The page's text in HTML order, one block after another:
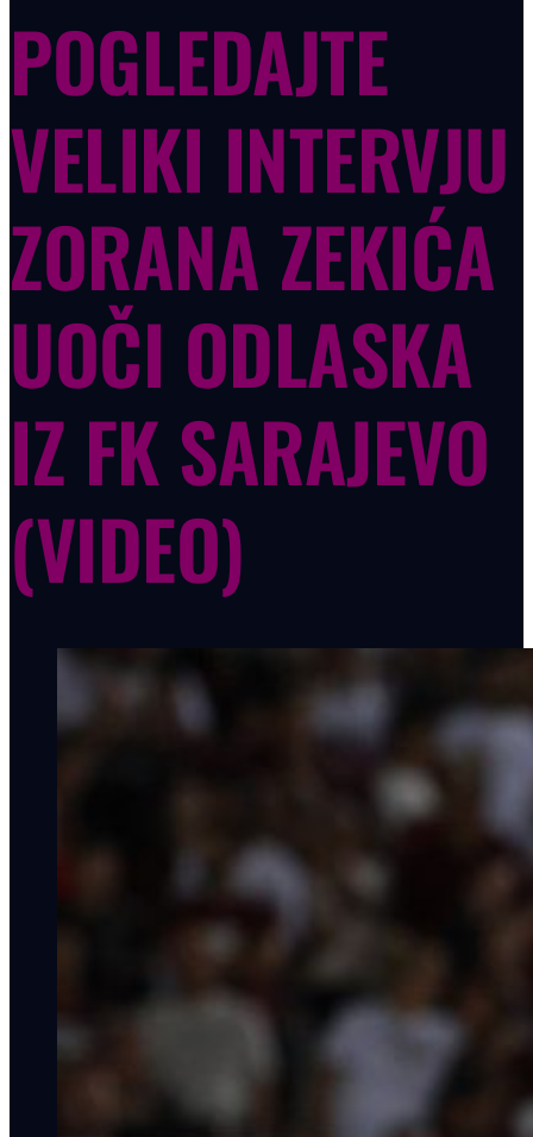
POGLEDAJTE
VELIKI INTERVJU
ZORANA ZEKIĆA
UOČI ODLASKA
IZ FK SARAJEVO
(VIDEO)